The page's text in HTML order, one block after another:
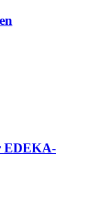
EDEKA-